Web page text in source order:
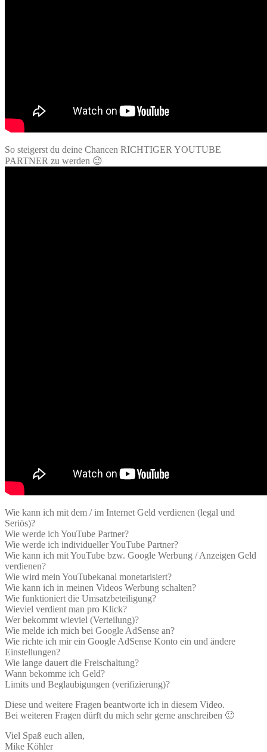
So steigerst du deine Chancen RICHTIGER YOUTUBE
PARTNER zu werden 😉
Wie kann ich mit dem / im Internet Geld verdienen (legal und
Seriös)?
Wie werde ich YouTube Partner?
Wie werde ich individueller YouTube Partner?
Wie kann ich mit YouTube bzw. Google Werbung / Anzeigen Geld
verdienen?
Wie wird mein YouTubekanal monetarisiert?
Wie kann ich in meinen Videos Werbung schalten?
Wie funktioniert die Umsatzbeteiligung?
Wieviel verdient man pro Klick?
Wer bekommt wieviel (Verteilung)?
Wie melde ich mich bei Google AdSense an?
Wie richte ich mir ein Google AdSense Konto ein und ändere
Einstellungen?
Wie lange dauert die Freischaltung?
Wann bekomme ich Geld?
Limits und Beglaubigungen (verifizierung)?
Diese und weitere Fragen beantworte ich in diesem Video.
Bei weiteren Fragen dürft du mich sehr gerne anschreiben 🙂
Viel Spaß euch allen,
Mike Köhler